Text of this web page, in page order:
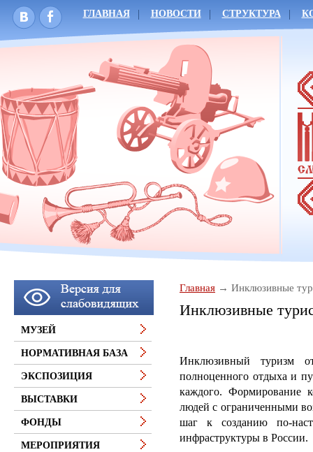
ГЛАВНАЯ НОВОСТИ СТРУКТУРА
Главная Инклюзивные
Инклюзивные
Инклюзивный туризм
полноценного отдыха и
каждого. Формирование
людей с ограниченными
шаг к созданию по-
инфраструктуры в России.
МУЗЕЙ
НОРМАТИВНАЯ БАЗА
ЭКСПОЗИЦИЯ
ВЫСТАВКИ
ФОНДЫ
МЕРОПРИЯТИЯ